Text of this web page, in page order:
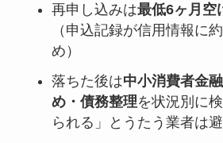
再申し込みは最低6ヶ月空
（申込記録が信用情報に
め）
落ちた後は中小消費者金
め・債務整理を状況別に
られる」とうたう業者は